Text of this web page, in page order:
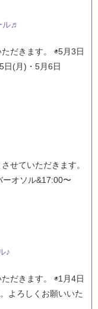
ル♬
だきます。 ◉5月3日
日(月)・5月6日
せていただきます。
オソル&17:00〜
♪
だきます。 ◉1月4日
よろしくお願いいた